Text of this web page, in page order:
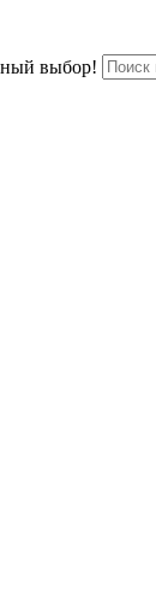
выбор!